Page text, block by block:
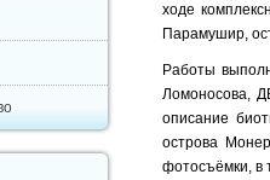
ходе
Парамушир,
Работы
Ломоносова,
описание
острова
фотосъёмки, в